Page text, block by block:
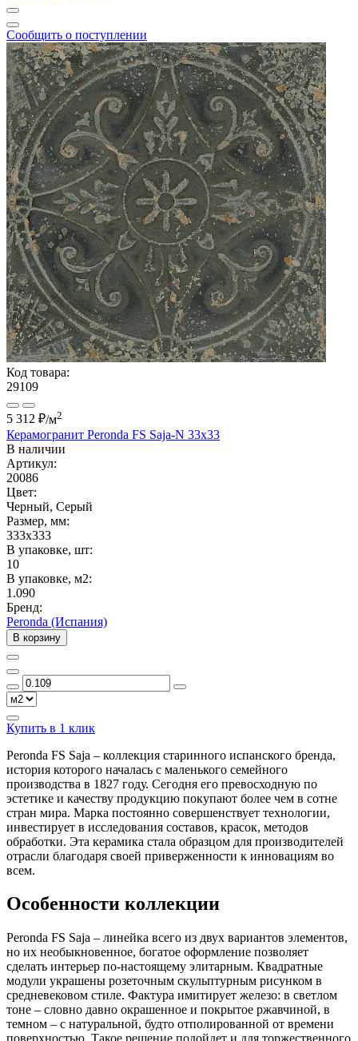
Сообщить о поступлении
Код товара:
29109
5 312 ₽/м2
Керамогранит Peronda FS Saja-N 33x33
В наличии
Артикул:
20086
Цвет:
Черный, Серый
Размер, мм:
333x333
В упаковке, шт:
10
В упаковке, м2:
1.090
Бренд:
Peronda (Испания)
В корзину
Купить в 1 клик
Peronda FS Saja – коллекция старинного испанского бренда,
история которого началась с маленького семейного
производства в 1827 году. Сегодня его превосходную по
эстетике и качеству продукцию покупают более чем в сотне
стран мира. Марка постоянно совершенствует технологии,
инвестирует в исследования составов, красок, методов
обработки. Эта керамика стала образцом для производителей
отрасли благодаря своей приверженности к инновациям во
всем.
Особенности коллекции
Peronda FS Saja – линейка всего из двух вариантов элементов,
но их необыкновенное, богатое оформление позволяет
сделать интерьер по-настоящему элитарным. Квадратные
модули украшены розеточным скульптурным рисунком в
средневековом стиле. Фактура имитирует железо: в светлом
тоне – словно давно окрашенное и покрытое ржавчиной, в
темном – с натуральной, будто отполированной от времени